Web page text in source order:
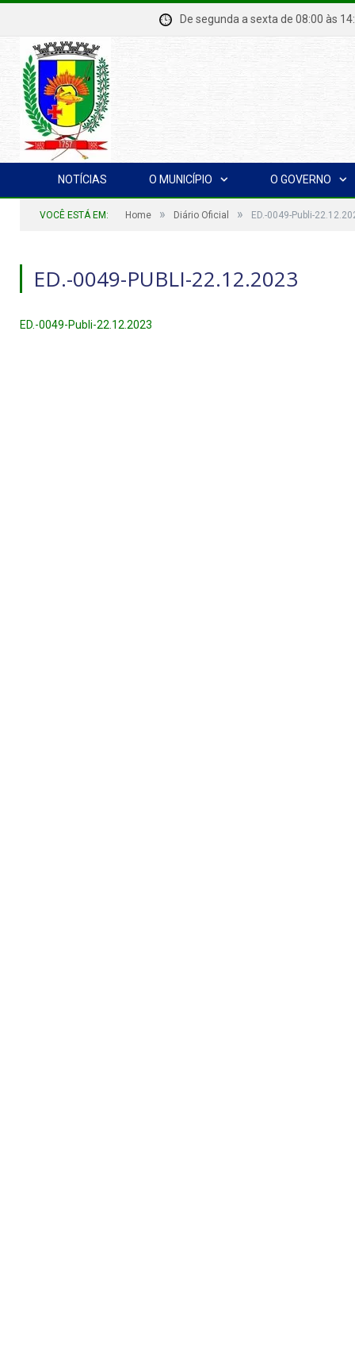
De segunda a sexta de 08:00
NOTÍCIAS O MUNICÍPIO O GOVERNO
VOCÊ ESTÁ EM: Home » Diário Oficial » ED.-0049-Publi-
ED.-0049-PUBLI-22.12.2023
ED.-0049-Publi-22.12.2023